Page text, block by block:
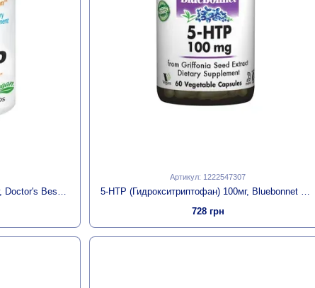
5-HTP (Гидрокситриптофан) 100мг, Doctor's Best, 180 капсул
Артикул: 1222547307
5-HTP (Гидрокситриптофан) 100мг, Bluebonnet Nutrition, 60 капсул
728 грн